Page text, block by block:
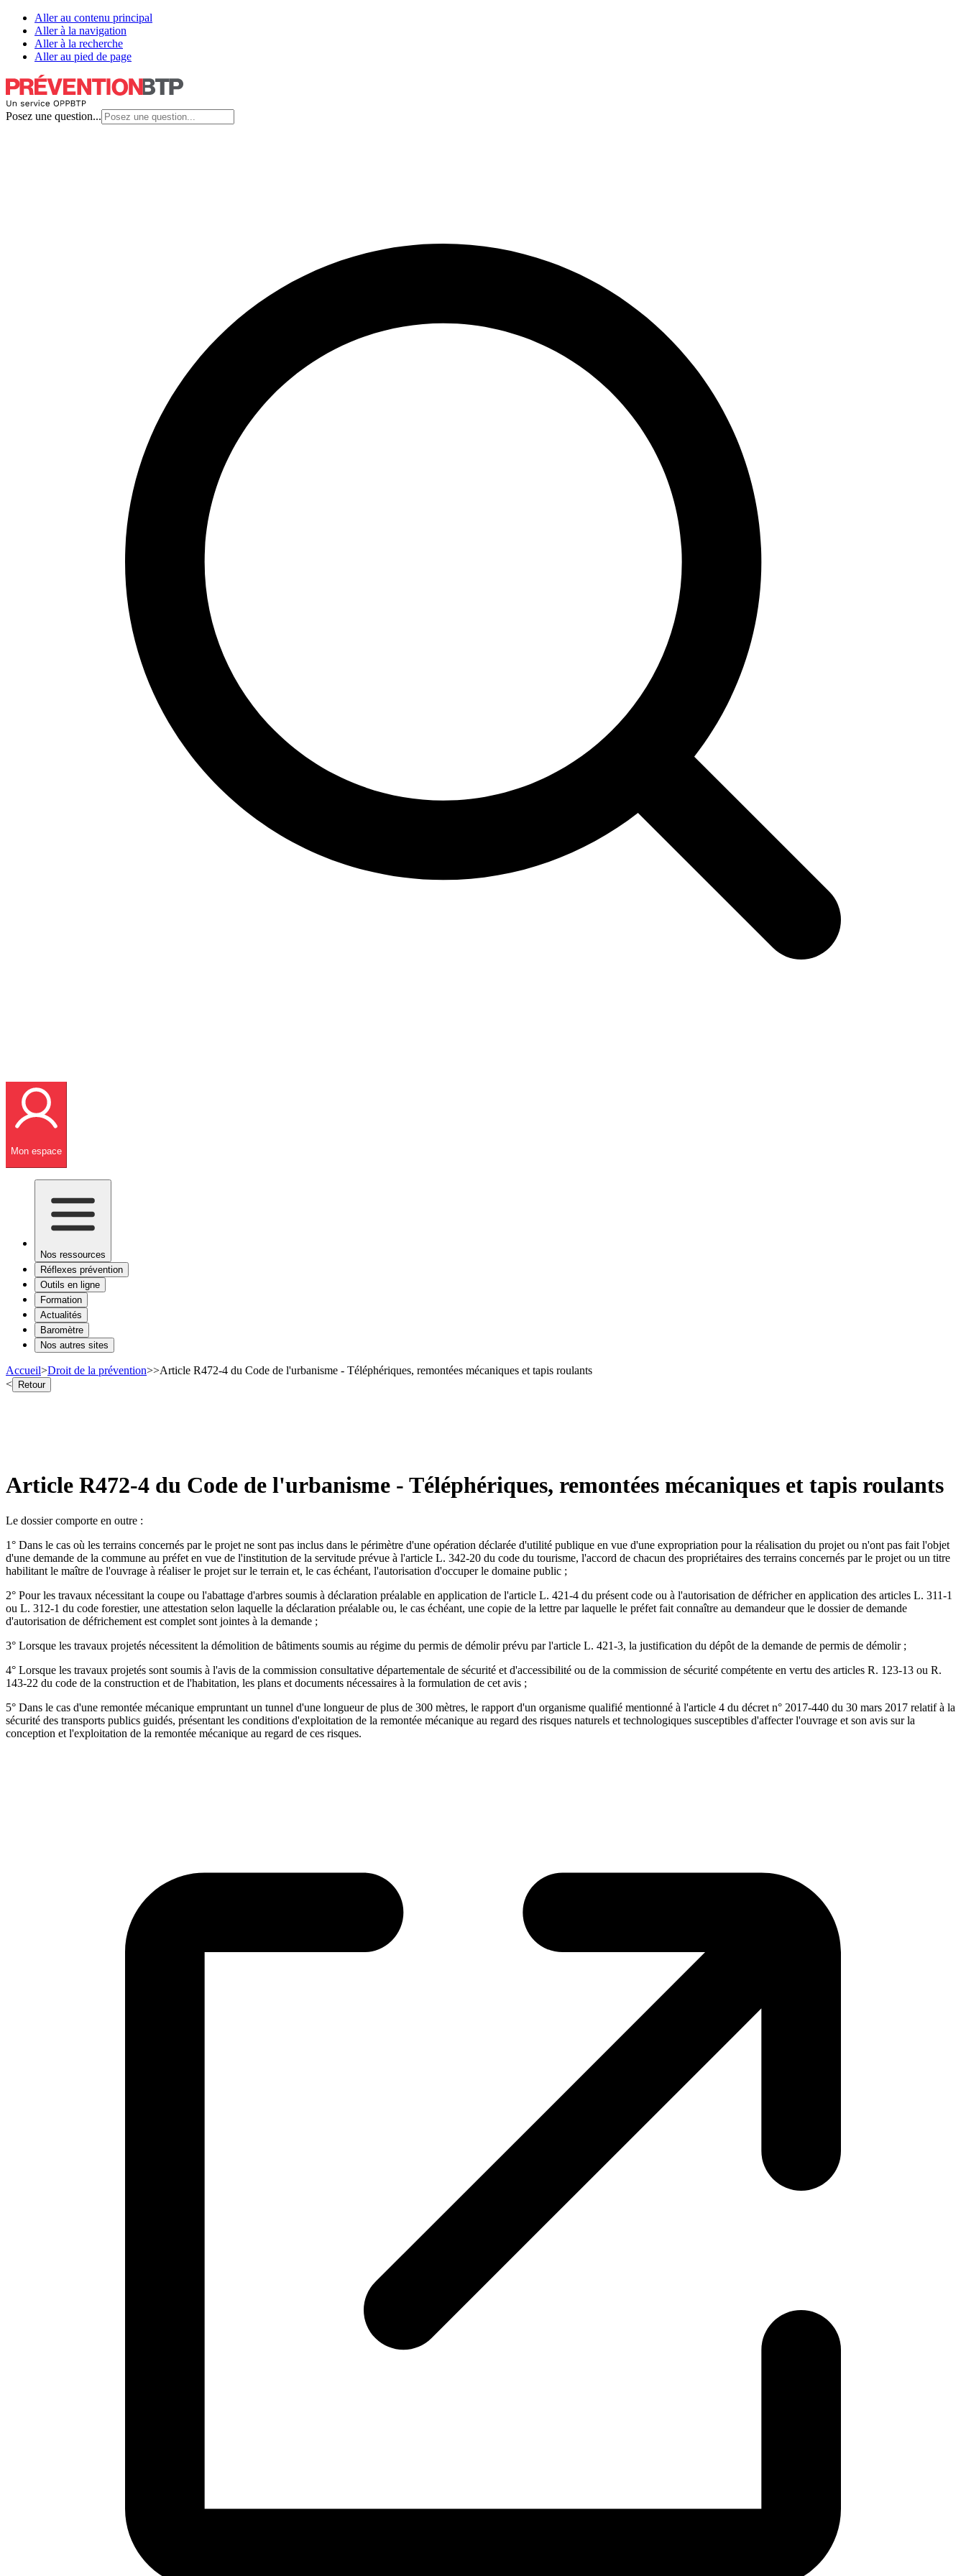
Aller au contenu principal
Aller à la navigation
Aller à la recherche
Aller au pied de page
Posez une question...
Mon espace
Nos ressources
Réflexes prévention
Outils en ligne
Formation
Actualités
Baromètre
Nos autres sites
Accueil>Droit de la prévention>>Article R472-4 du Code de l'urbanisme - Téléphériques, remontées mécaniques et tapis roulants
< Retour
Article R472-4 du Code de l'urbanisme - Téléphériques, remontées mécaniques et tapis roulants
Le dossier comporte en outre :
1° Dans le cas où les terrains concernés par le projet ne sont pas inclus dans le périmètre d'une opération déclarée d'utilité publique en vue d'une expropriation pour la réalisation du projet ou n'ont pas fait l'objet
d'une demande de la commune au préfet en vue de l'institution de la servitude prévue à l'article L. 342-20 du code du tourisme, l'accord de chacun des propriétaires des terrains concernés par le projet ou un titre
habilitant le maître de l'ouvrage à réaliser le projet sur le terrain et, le cas échéant, l'autorisation d'occuper le domaine public ;
2° Pour les travaux nécessitant la coupe ou l'abattage d'arbres soumis à déclaration préalable en application de l'article L. 421-4 du présent code ou à l'autorisation de défricher en application des articles L. 311-1
ou L. 312-1 du code forestier, une attestation selon laquelle la déclaration préalable ou, le cas échéant, une copie de la lettre par laquelle le préfet fait connaître au demandeur que le dossier de demande
d'autorisation de défrichement est complet sont jointes à la demande ;
3° Lorsque les travaux projetés nécessitent la démolition de bâtiments soumis au régime du permis de démolir prévu par l'article L. 421-3, la justification du dépôt de la demande de permis de démolir ;
4° Lorsque les travaux projetés sont soumis à l'avis de la commission consultative départementale de sécurité et d'accessibilité ou de la commission de sécurité compétente en vertu des articles R. 123-13 ou R.
143-22 du code de la construction et de l'habitation, les plans et documents nécessaires à la formulation de cet avis ;
5° Dans le cas d'une remontée mécanique empruntant un tunnel d'une longueur de plus de 300 mètres, le rapport d'un organisme qualifié mentionné à l'article 4 du décret n° 2017-440 du 30 mars 2017 relatif à la
sécurité des transports publics guidés, présentant les conditions d'exploitation de la remontée mécanique au regard des risques naturels et technologiques susceptibles d'affecter l'ouvrage et son avis sur la
conception et l'exploitation de la remontée mécanique au regard de ces risques.